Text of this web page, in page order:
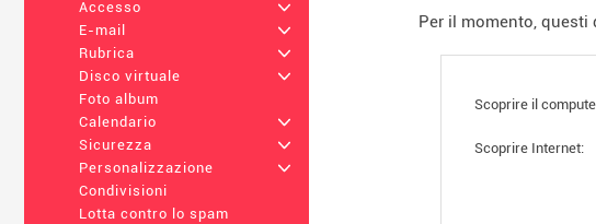
Accesso
+
E-mail
+
Rubrica
+
Disco virtuale
+
Foto album
Calendario
+
Sicurezza
+
Personalizzazione
+
Condivisioni
Lotta contro lo spam
Per il momento,
Scoprire il
Scoprire Internet: